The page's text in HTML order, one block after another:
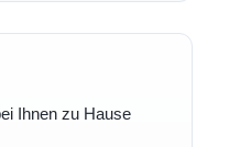
Ihnen zu Hause